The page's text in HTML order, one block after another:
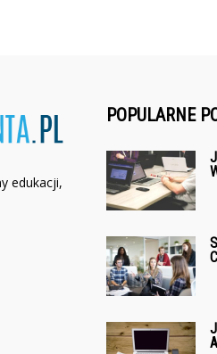
edukacji,
POPULARNE